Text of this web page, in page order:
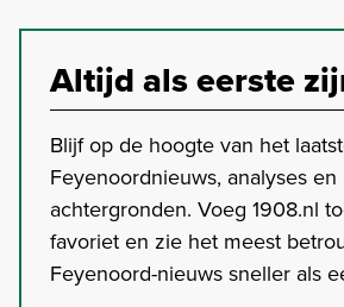
Altijd als eerste
Blijf op de hoogte van het
Feyenoordnieuws, analyses en
achtergronden. Voeg 1908.nl
favoriet en zie het meest
Feyenoord-nieuws sneller als